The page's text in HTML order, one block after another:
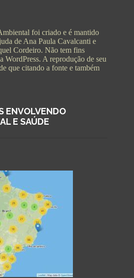
foi criado e é mantido
de Ana Paula Cavalcanti e
Cordeiro. Não tem fins
WordPress. A reprodução de seu
que citando a fonte e também
ENVOLVENDO
E SAÚDE